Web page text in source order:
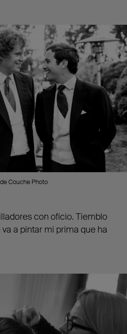
Couche Photo
con oficio. Tiemblo
a pintar mi prima que ha